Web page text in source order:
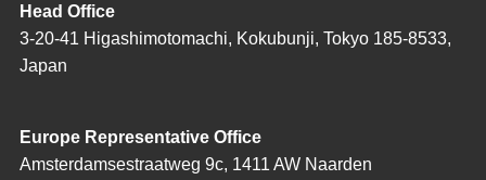
Head Office
3-20-41 Higashimotomachi, Kokubunji, Tokyo 185-8533,
Japan
Europe Representative Office
Amsterdamsestraatweg 9c, 1411 AW Naarden